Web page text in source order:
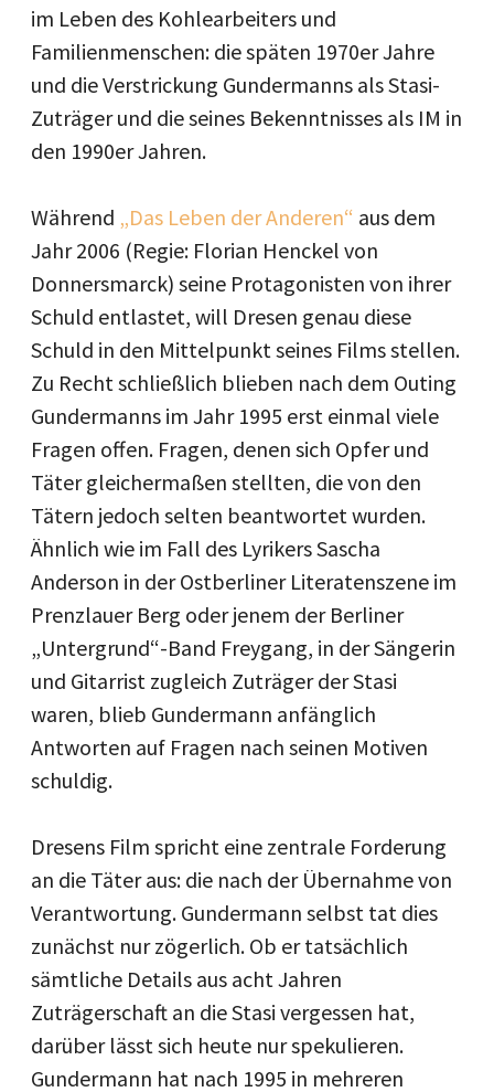
im Leben des Kohlearbeiters und
Familienmenschen: die späten 1970er Jahre
und die Verstrickung Gundermanns als Stasi-
Zuträger und die seines Bekenntnisses als IM in
den 1990er Jahren.
Während „Das Leben der Anderen“ aus dem
Jahr 2006 (Regie: Florian Henckel von
Donnersmarck) seine Protagonisten von ihrer
Schuld entlastet, will Dresen genau diese
Schuld in den Mittelpunkt seines Films stellen.
Zu Recht schließlich blieben nach dem Outing
Gundermanns im Jahr 1995 erst einmal viele
Fragen offen. Fragen, denen sich Opfer und
Täter gleichermaßen stellten, die von den
Tätern jedoch selten beantwortet wurden.
Ähnlich wie im Fall des Lyrikers Sascha
Anderson in der Ostberliner Literatenszene im
Prenzlauer Berg oder jenem der Berliner
„Untergrund“-Band Freygang, in der Sängerin
und Gitarrist zugleich Zuträger der Stasi
waren, blieb Gundermann anfänglich
Antworten auf Fragen nach seinen Motiven
schuldig.
Dresens Film spricht eine zentrale Forderung
an die Täter aus: die nach der Übernahme von
Verantwortung. Gundermann selbst tat dies
zunächst nur zögerlich. Ob er tatsächlich
sämtliche Details aus acht Jahren
Zuträgerschaft an die Stasi vergessen hat,
darüber lässt sich heute nur spekulieren.
Gundermann hat nach 1995 in mehreren